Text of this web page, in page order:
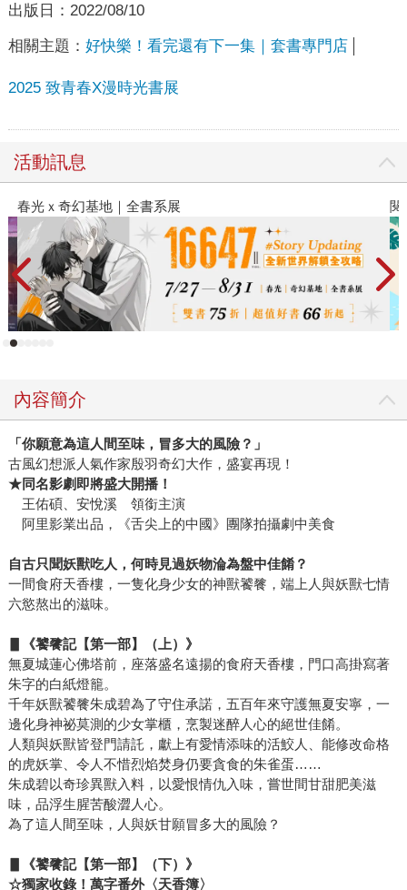
出版日： 2022/08/10
相關主題： 好快樂！看完還有下一集｜套書專門店
2025 致青春X漫時光書展
活動訊息
閱讀漫遊錄-2026上半年暢銷榜
內容簡介
「你願意為這人間至味，冒多大的風險？」
古風幻想派人氣作家殷羽奇幻大作，盛宴再現！
★同名影劇即將盛大開播！
王佑碩、安悅溪 領銜主演
阿里影業出品，《舌尖上的中國》團隊拍攝劇中美食
自古只聞妖獸吃人，何時見過妖物淪為盤中佳餚？
一間食府天香樓，一隻化身少女的神獸饕餮，端上人與妖獸七情
六慾熬出的滋味。
▋《饕餮記【第一部】（上）》
無夏城蓮心佛塔前，座落盛名遠揚的食府天香樓，門口高掛寫著
朱字的白紙燈籠。
千年妖獸饕餮朱成碧為了守住承諾，五百年來守護無夏安寧，一
邊化身神祕莫測的少女掌櫃，烹製迷醉人心的絕世佳餚。
人類與妖獸皆登門請託，獻上有愛情添味的活鮫人、能修改命格
的虎妖掌、令人不惜烈焰焚身仍要貪食的朱雀蛋……
朱成碧以奇珍異獸入料，以愛恨情仇入味，嘗世間甘甜肥美滋
味，品浮生腥苦酸澀人心。
為了這人間至味，人與妖甘願冒多大的風險？
▋《饕餮記【第一部】（下）》
☆獨家收錄！萬字番外〈天香簿〉